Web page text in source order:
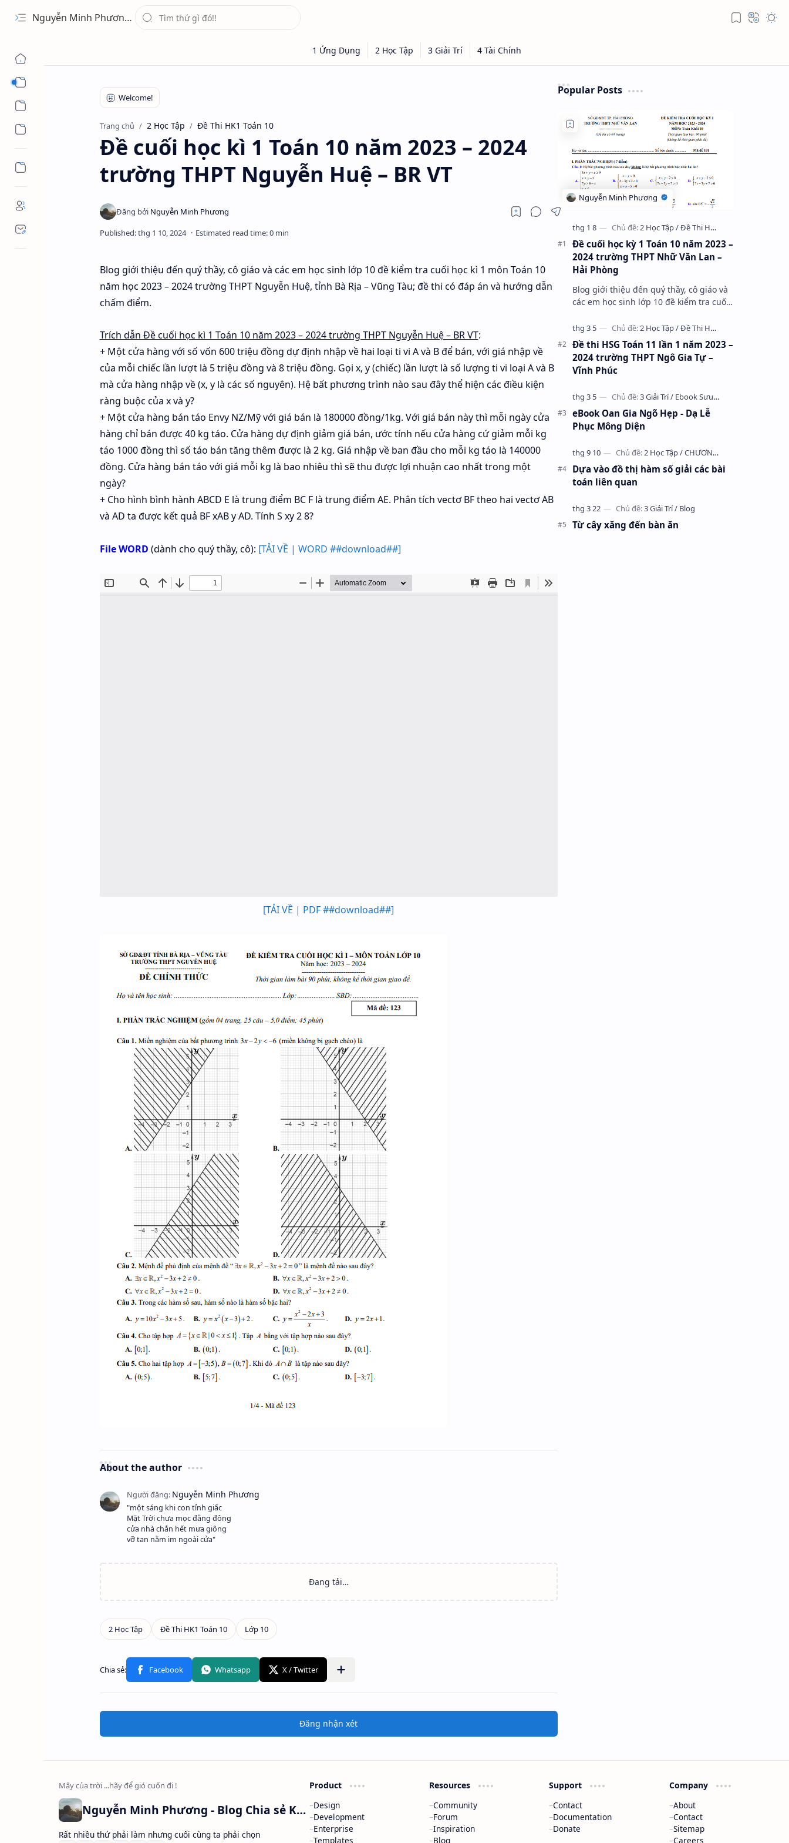
Nguyễn Minh Phương - Blog Chia sẻ Kiến thức Chứng khoán & Tài liệu Toán học
Trang chủ 2 Học Tập Đề Thi HK1 Toán 10
Đề cuối học kì 1 Toán 10 năm 2023 – 2024
trường THPT Nguyễn Huệ – BR VT
Blog giới thiệu đến quý thầy, cô giáo và các em học sinh lớp 10 đề kiểm tra cuối học kì 1 môn Toán 10
năm học 2023 – 2024 trường THPT Nguyễn Huệ, tỉnh Bà Rịa – Vũng Tàu; đề thi có đáp án và hướng dẫn
chấm điểm.
Trích dẫn Đề cuối học kì 1 Toán 10 năm 2023 – 2024 trường THPT Nguyễn Huệ – BR VT:
+ Một cửa hàng với số vốn 600 triệu đồng dự định nhập về hai loại ti vi A và B để bán, với giá nhập về
của mỗi chiếc lần lượt là 5 triệu đồng và 8 triệu đồng. Gọi x, y (chiếc) lần lượt là số lượng ti vi loại A và B
mà cửa hàng nhập về (x, y là các số nguyên). Hệ bất phương trình nào sau đây thể hiện các điều kiện
ràng buộc của x và y?
+ Một cửa hàng bán táo Envy NZ/Mỹ với giá bán là 180000 đồng/1kg. Với giá bán này thì mỗi ngày cửa
hàng chỉ bán được 40 kg táo. Cửa hàng dự định giảm giá bán, ước tính nếu cửa hàng cứ giảm mỗi kg
táo 1000 đồng thì số táo bán tăng thêm được là 2 kg. Giá nhập về ban đầu cho mỗi kg táo là 140000
đồng. Cửa hàng bán táo với giá mỗi kg là bao nhiêu thì sẽ thu được lợi nhuận cao nhất trong một
ngày?
+ Cho hình bình hành ABCD E là trung điểm BC F là trung điểm AE. Phân tích vectơ BF theo hai vectơ AB
và AD ta được kết quả BF xAB y AD. Tính S xy 2 8?
File WORD (dành cho quý thầy, cô): [TẢI VỀ | WORD ##download##]
[TẢI VỀ | PDF ##download##]
About the author
"một sáng khi con tỉnh giấc
Mặt Trời chưa mọc đằng đông
cửa nhà chắn hết mưa giông
vỡ tan nằm im ngoài cửa"
Đăng nhận xét
Popular Posts
Đề cuối học kỳ 1 Toán 10 năm 2023 –
2024 trường THPT Nhữ Văn Lan –
Hải Phòng
Blog giới thiệu đến quý thầy, cô giáo và
các em học sinh lớp 10 đề kiểm tra cuối
2024 trường THPT Nhữ Văn Lan, th…
Đề thi HSG Toán 11 lần 1 năm 2023 –
2024 trường THPT Ngô Gia Tự –
Vĩnh Phúc
eBook Oan Gia Ngõ Hẹp - Dạ Lễ
Phục Mông Diện
Dựa vào đồ thị hàm số giải các bài
toán liên quan
Từ cây xăng đến bàn ăn
Nguyễn Minh Phương - Blog Chia sẻ Kiến thức Chứng khoán & Tài liệu Toán học
Rất nhiều thứ phải làm nhưng cuối cùng ta phải chọn
Product
Design
Development
Enterprise
Templates
Resources
Community
Forum
Inspiration
Blog
Support
Contact
Documentation
Donate
Company
About
Contact
Sitemap
Careers